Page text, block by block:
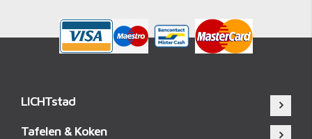
LICHTstad
Tafelen & Koken